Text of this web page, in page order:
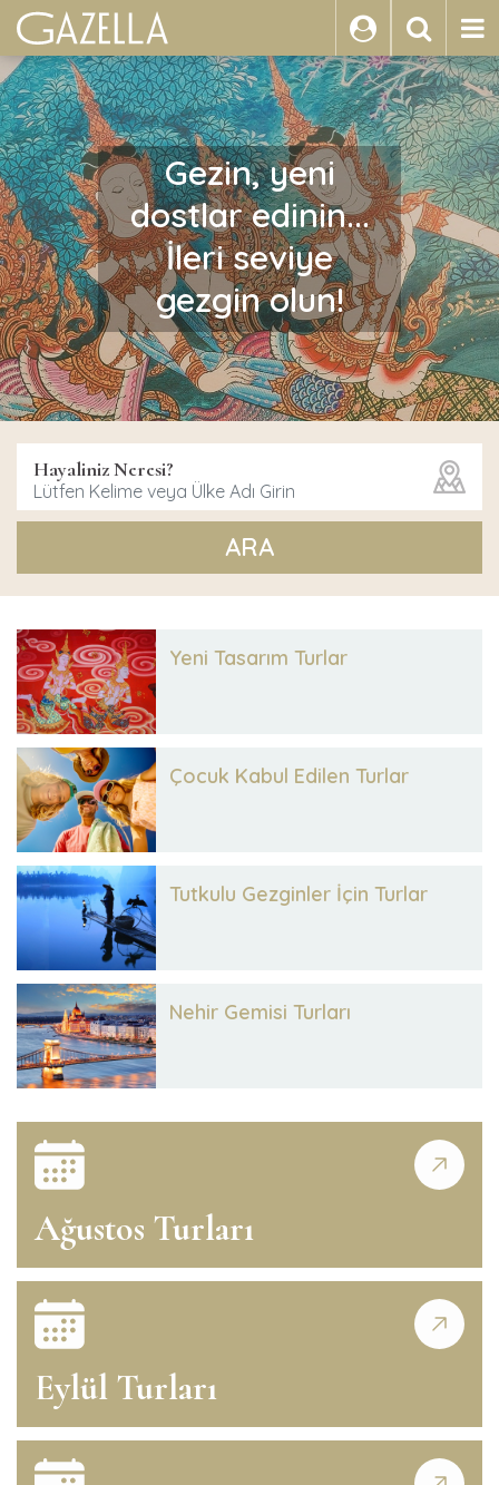
ARA
Gezin, yeni
dostlar edinin...
İleri seviye
gezgin olun!
Hayaliniz Neresi?
ARA
Yeni Tasarım Turlar
Çocuk Kabul Edilen Turlar
Tutkulu Gezginler İçin Turlar
Nehir Gemisi Turları
Ağustos Turları
Eylül Turları